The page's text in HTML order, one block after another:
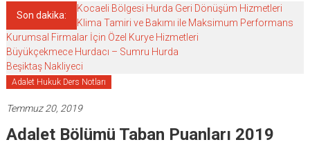
Son dakika:
Kocaeli Bölgesi Hurda Geri Dönüşüm Hizmetleri
Klima Tamiri ve Bakımı ile Maksimum Performans
Kurumsal Firmalar İçin Özel Kurye Hizmetleri
Büyükçekmece Hurdacı – Sumru Hurda
Beşiktaş Nakliyeci
Adalet Hukuk Ders Notları
Temmuz 20, 2019
Adalet Bölümü Taban Puanları 2019